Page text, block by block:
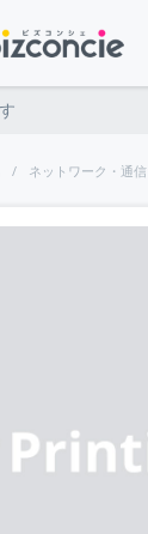
ネットワーク・通信